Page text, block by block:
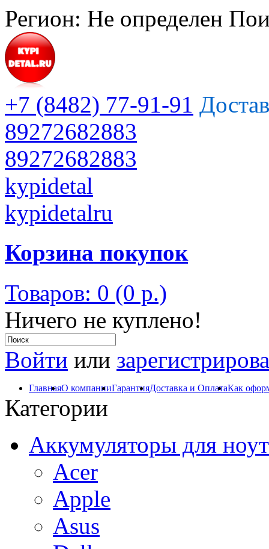
Регион: Не определен
+7 (8482) 77-91-91
89272682883
89272682883
kypidetal
kypidetalru
Корзина покупок
Товаров: 0 (0 р.)
Ничего не куплено!
Войти или
ГлавнаяО компанииГарантияДоставка и ОплатаКак
Категории
Аккумуляторы для
Acer
Apple
Asus